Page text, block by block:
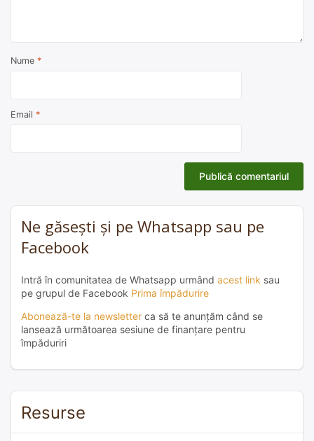
Nume *
Email *
Ne găsești și pe Whatsapp sau pe
Facebook
Intră în comunitatea de Whatsapp urmând acest link sau
pe grupul de Facebook Prima împădurire
Abonează-te la newsletter ca să te anunțăm când se
lansează următoarea sesiune de finanțare pentru
împăduriri
Resurse